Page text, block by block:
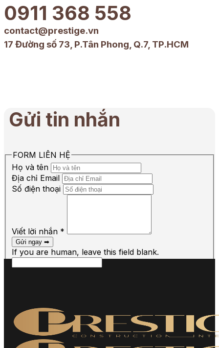
0911 368 558
contact@prestige.vn
17 Đường số 73, P.Tân Phong, Q.7, TP.HCM
Gửi tin nhắn
FORM LIÊN HỆ
Họ và tên
Địa chỉ Email
Số điện thoại
Viết lời nhắn *
Gửi ngay ➡︎
If you are human, leave this field blank.